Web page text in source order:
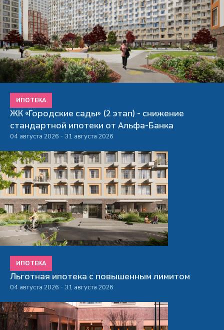
ИПОТЕКА
ЖК «Городские сады» (2 этап) - снижение
стандартной ипотеки от Альфа-Банка
04 августа 2026 - 31 августа 2026
ИПОТЕКА
Льготная ипотека с повышенным лимитом
04 августа 2026 - 31 августа 2026